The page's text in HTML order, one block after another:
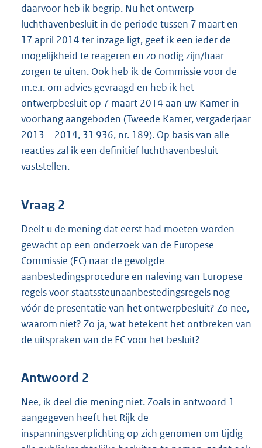
daarvoor heb ik begrip. Nu het ontwerp
luchthavenbesluit in de periode tussen 7 maart en
17 april 2014 ter inzage ligt, geef ik een ieder de
mogelijkheid te reageren en zo nodig zijn/haar
zorgen te uiten. Ook heb ik de Commissie voor de
m.e.r. om advies gevraagd en heb ik het
ontwerpbesluit op 7 maart 2014 aan uw Kamer in
voorhang aangeboden (Tweede Kamer, vergaderjaar
2013 – 2014, 31 936, nr. 189). Op basis van alle
reacties zal ik een definitief luchthavenbesluit
vaststellen.
Vraag 2
Deelt u de mening dat eerst had moeten worden
gewacht op een onderzoek van de Europese
Commissie (EC) naar de gevolgde
aanbestedingsprocedure en naleving van Europese
regels voor staatssteunaanbestedingsregels nog
vóór de presentatie van het ontwerpbesluit? Zo nee,
waarom niet? Zo ja, wat betekent het ontbreken van
de uitspraken van de EC voor het besluit?
Antwoord 2
Nee, ik deel die mening niet. Zoals in antwoord 1
aangegeven heeft het Rijk de
inspanningsverplichting op zich genomen om tijdig